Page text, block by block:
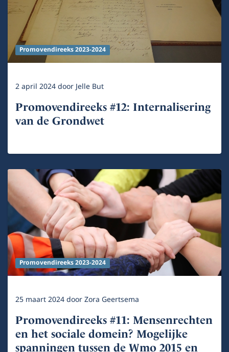
Promovendireeks 2023-2024
2 april 2024doorJelle But
Promovendireeks #12: Internalisering
van de Grondwet
Promovendireeks 2023-2024
25 maart 2024doorZora Geertsema
Promovendireeks #11: Mensenrechten
en het sociale domein? Mogelijke
spanningen tussen de Wmo 2015 en